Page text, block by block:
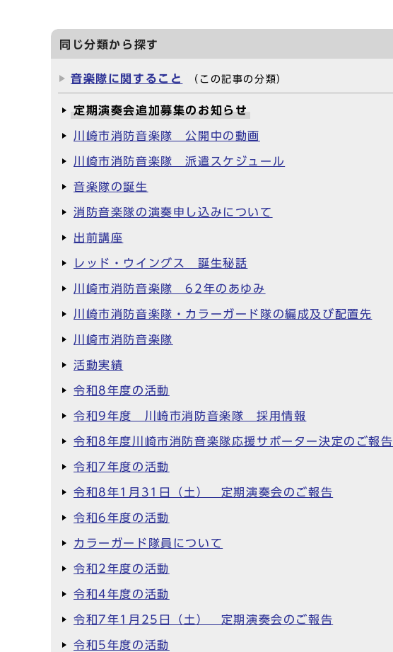
同じ分類から探す
音楽隊に関すること （この記事の分類）
定期演奏会追加募集のお知らせ
川崎市消防音楽隊 公開中の動画
川崎市消防音楽隊 派遣スケジュール
音楽隊の誕生
消防音楽隊の演奏申し込みについて
出前講座
レッド・ウイングス 誕生秘話
川崎市消防音楽隊 62年のあゆみ
川崎市消防音楽隊・カラーガード隊の編成及び配置先
川崎市消防音楽隊
活動実績
令和8年度の活動
令和9年度 川崎市消防音楽隊 採用情報
令和8年度川崎市消防音楽隊応援サポーター決定のご報告
令和7年度の活動
令和8年1月31日（土） 定期演奏会のご報告
令和6年度の活動
カラーガード隊員について
令和2年度の活動
令和4年度の活動
令和7年1月25日（土） 定期演奏会のご報告
令和5年度の活動